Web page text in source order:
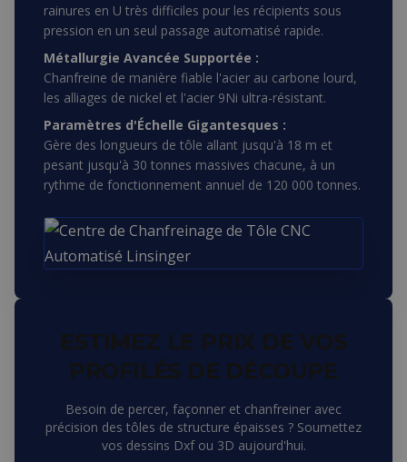
rainures en U très difficiles pour les récipients sous
pression en un seul passage automatisé rapide.
Métallurgie Avancée Supportée :
Chanfreine de manière fiable l'acier au carbone lourd,
les alliages de nickel et l'acier 9Ni ultra-résistant.
Paramètres d'Échelle Gigantesques :
Gère des longueurs de tôle allant jusqu'à 18 m et
pesant jusqu'à 30 tonnes massives chacune, à un
rythme de fonctionnement annuel de 120 000 tonnes.
ESTIMEZ LE PRIX DE VOS
PROFILÉS DE DÉCOUPE
Besoin de percer, façonner et chanfreiner avec
précision des tôles de structure épaisses ? Soumettez
vos dessins Dxf ou 3D aujourd'hui.